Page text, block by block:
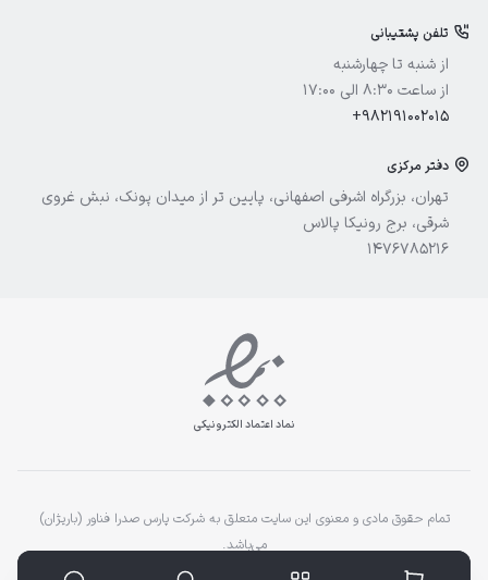
آیسول
تلفن پشتیبانی
از شنبه تا چهارشنبه
از ساعت 8:30 الی 17:00
+982191002015
دفتر مرکزی
تهران، بزرگراه اشرفی اصفهانی، پایین تر از میدان پونک، نبش غروی
شرقی، برج رونیکا پالاس
1476785216
نماد اعتماد الکترونیکی
تمام حقوق مادی و معنوی این سایت متعلق به شرکت پارس صدرا فناور (باریژان)
می‌باشد.